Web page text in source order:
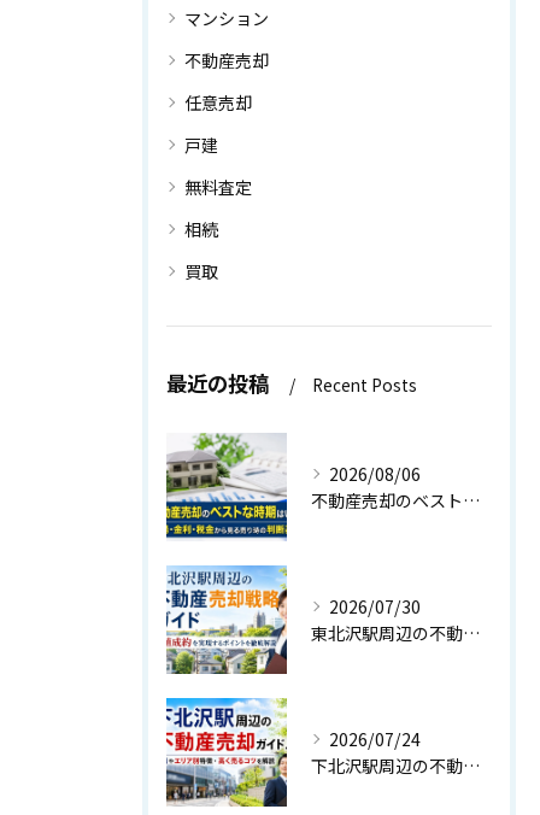
マンション
不動産売却
任意売却
戸建
無料査定
相続
買取
最近の投稿 Recent Posts
2026/08/06
不動産売却のベストな時期はいつ？相場・金利・税金から見る売り時の判断基準
2026/07/30
東北沢駅周辺の不動産売却戦略ガイド｜高値成約を実現するポイントを徹底解説
2026/07/24
下北沢駅周辺の不動産売却ガイド！相場やエリア別特徴・高く売るコツを解説